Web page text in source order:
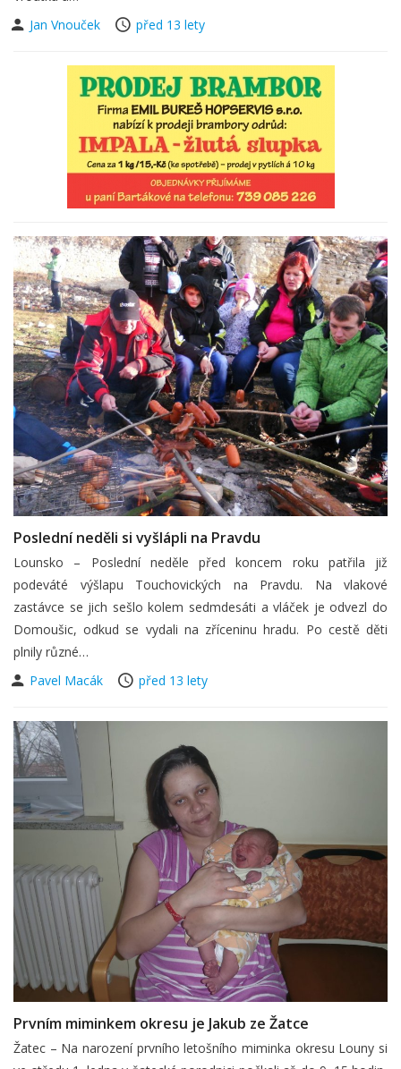
Jan Vnouček
před 13 lety
Poslední neděli si vyšlápli na Pravdu
Lounsko – Poslední neděle před koncem roku patřila již
podeváté výšlapu Touchovických na Pravdu. Na vlakové
zastávce se jich sešlo kolem sedmdesáti a vláček je odvezl do
Domoušic, odkud se vydali na zříceninu hradu. Po cestě děti
plnily různé…
Pavel Macák
před 13 lety
Prvním miminkem okresu je Jakub ze Žatce
Žatec – Na narození prvního letošního miminka okresu Louny si